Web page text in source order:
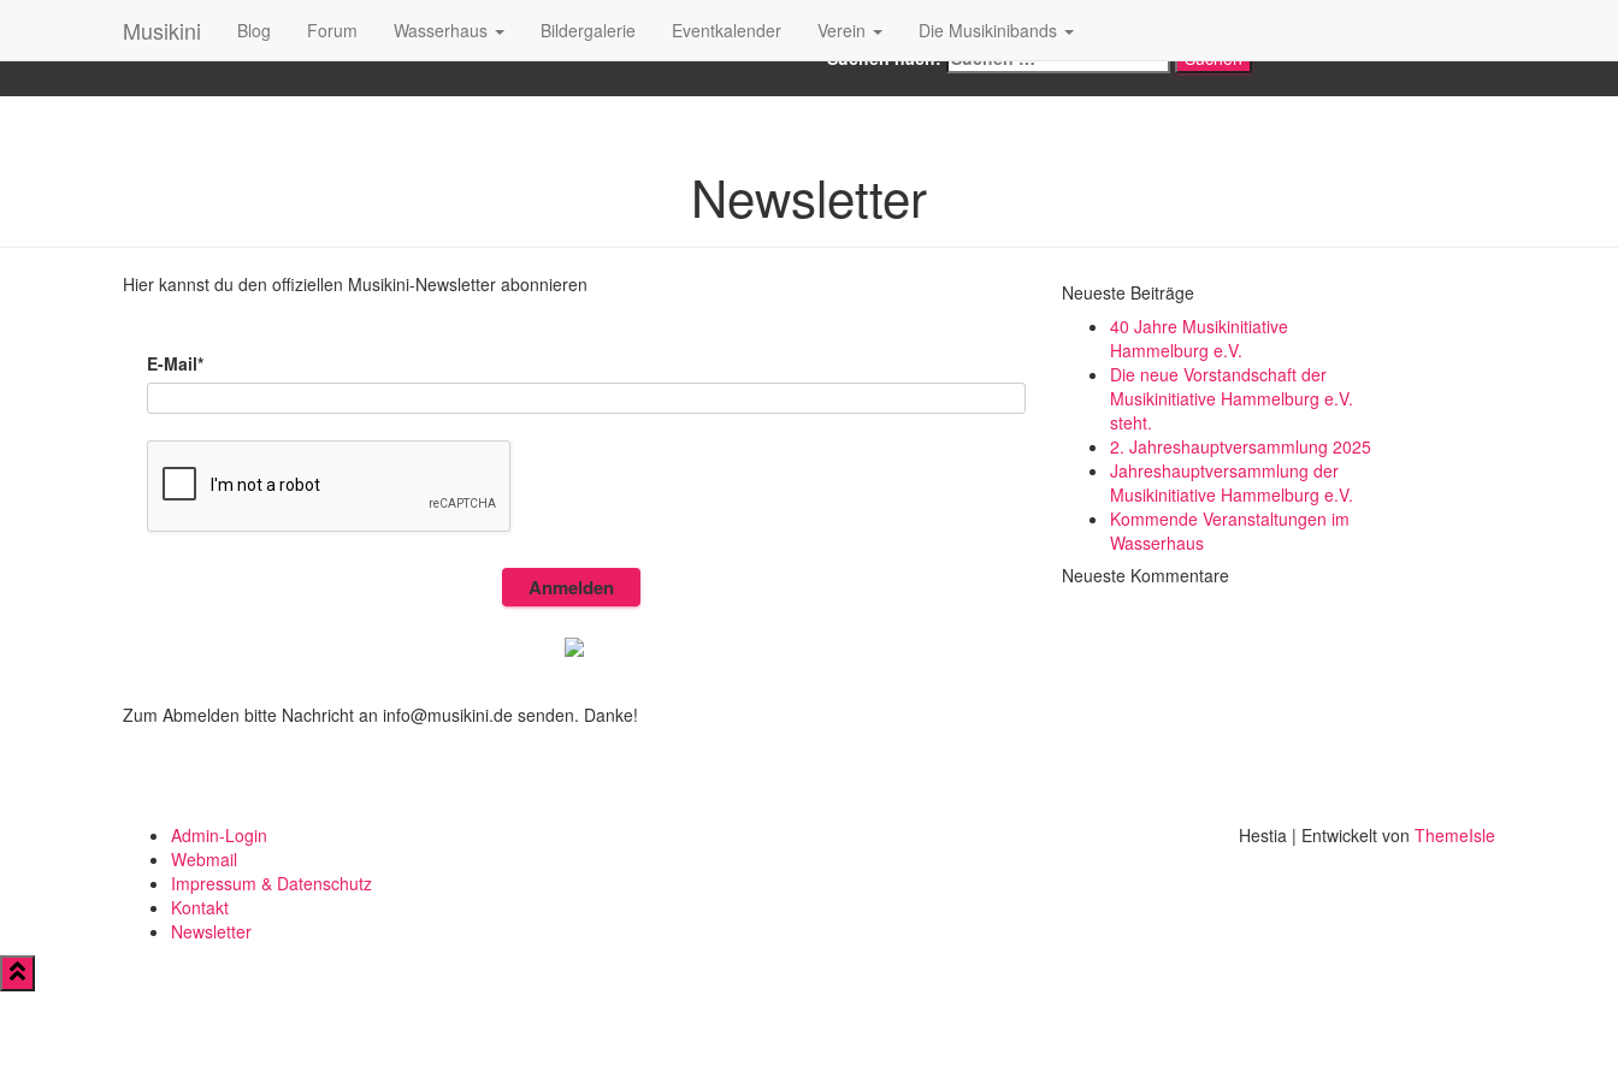
Search
Suchen nach:
Musikini Blog Forum Wasserhaus Bildergalerie Eventkalender Verein Die Musikinibands
Newsletter
Hier kannst du den offiziellen Musikini-Newsletter abonnieren
E-Mail*
Anmelden
Zum Abmelden bitte Nachricht an info@musikini.de senden. Danke!
Neueste Beiträge
40 Jahre Musikinitiative
Hammelburg e.V.
Die neue Vorstandschaft der
Musikinitiative Hammelburg e.V.
steht.
2. Jahreshauptversammlung 2025
Jahreshauptversammlung der
Musikinitiative Hammelburg e.V.
Kommende Veranstaltungen im
Wasserhaus
Neueste Kommentare
Admin-Login
Webmail
Impressum & Datenschutz
Kontakt
Newsletter
Hestia | Entwickelt von ThemeIsle